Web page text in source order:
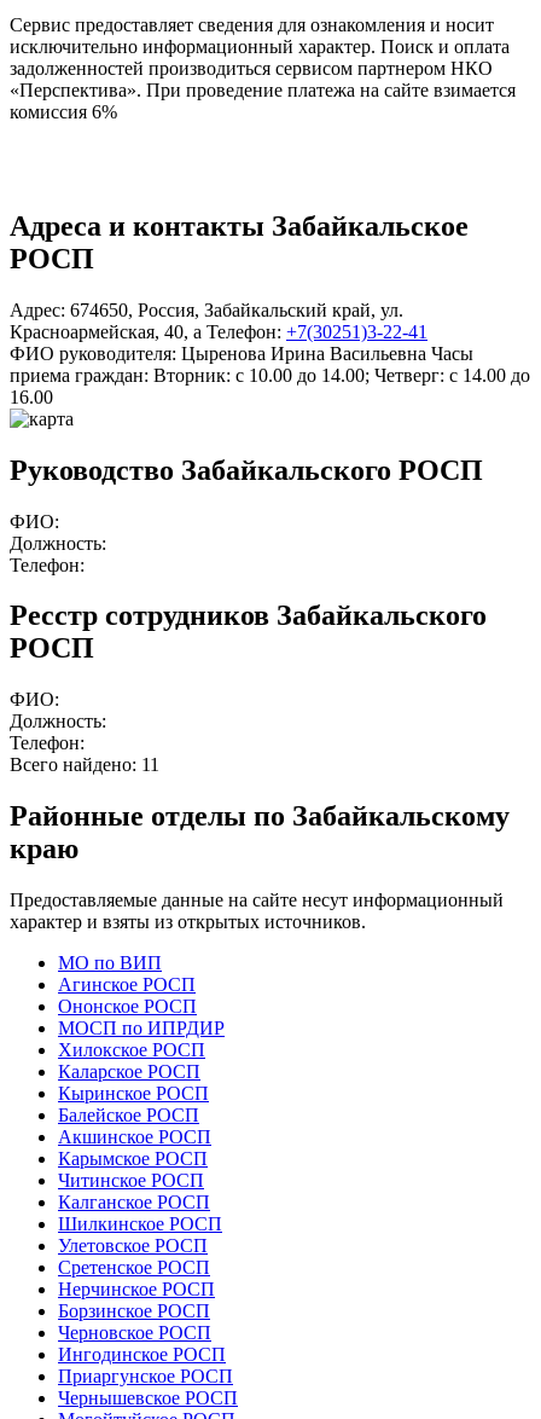
Сервис предоставляет сведения для ознакомления и носит
исключительно информационный характер. Поиск и оплата
задолженностей производиться сервисом партнером НКО
«Перспектива». При проведение платежа на сайте взимается
комиссия 6%
Адреса и контакты Забайкальское
РОСП
Адрес: 674650, Россия, Забайкальский край, ул.
Красноармейская, 40, а Телефон: +7(30251)3-22-41
ФИО руководителя: Цыренова Ирина Васильевна Часы
приема граждан: Вторник: с 10.00 до 14.00; Четверг: с 14.00 до
16.00
Руководство Забайкальского РОСП
ФИО:
Должность:
Телефон:
Ресстр сотрудников Забайкальского
РОСП
ФИО:
Должность:
Телефон:
Всего найдено: 11
Районные отделы по Забайкальскому
краю
Предоставляемые данные на сайте несут информационный
характер и взяты из открытых источников.
МО по ВИП
Агинское РОСП
Ононское РОСП
МОСП по ИПРДИР
Хилокское РОСП
Каларское РОСП
Кыринское РОСП
Балейское РОСП
Акшинское РОСП
Карымское РОСП
Читинское РОСП
Калганское РОСП
Шилкинское РОСП
Улетовское РОСП
Сретенское РОСП
Нерчинское РОСП
Борзинское РОСП
Черновское РОСП
Ингодинское РОСП
Приаргунское РОСП
Чернышевское РОСП